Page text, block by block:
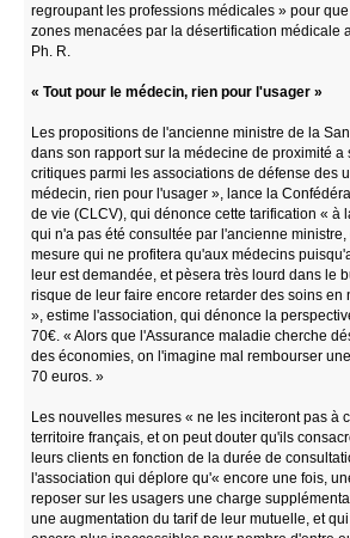
regroupant les professions médicales » pour
zones menacées par la désertification médicale
Ph. R.
« Tout pour le médecin, rien pour l'usager »
Les propositions de l'ancienne ministre de la
dans son rapport sur la médecine de proximité a
critiques parmi les associations de défense des
médecin, rien pour l'usager », lance la
de vie (CLCV), qui dénonce cette tarification « à
qui n'a pas été consultée par l'ancienne
mesure qui ne profitera qu'aux médecins
leur est demandée, et pèsera très lourd dans le
risque de leur faire encore retarder des soins en
», estime l'association, qui dénonce la
70€. « Alors que l'Assurance maladie cherche
des économies, on l'imagine mal rembourser
70 euros. »
Les nouvelles mesures « ne les inciteront pas à
territoire français, et on peut douter qu'ils
leurs clients en fonction de la durée de
l'association qui déplore qu'« encore une fois,
reposer sur les usagers une charge
une augmentation du tarif de leur mutuelle, et